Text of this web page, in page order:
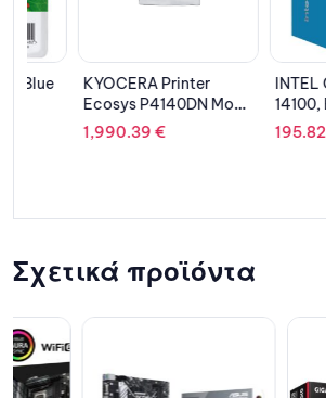
KYOCERA Printer
Ecosys P4140DN Mono
1,990.39€
INTEL CPU
14100,
195.82€
Σχετικά προϊόντα